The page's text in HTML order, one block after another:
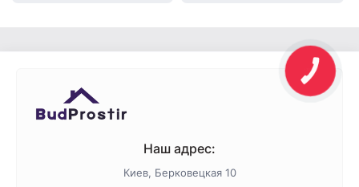
Наш адрес:
Киев, Берковецкая 10